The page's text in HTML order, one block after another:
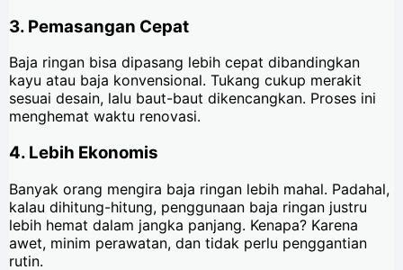
3. Pemasangan Cepat
Baja ringan bisa dipasang lebih cepat dibandingkan
kayu atau baja konvensional. Tukang cukup merakit
sesuai desain, lalu baut-baut dikencangkan. Proses ini
menghemat waktu renovasi.
4. Lebih Ekonomis
Banyak orang mengira baja ringan lebih mahal. Padahal,
kalau dihitung-hitung, penggunaan baja ringan justru
lebih hemat dalam jangka panjang. Kenapa? Karena
awet, minim perawatan, dan tidak perlu penggantian
rutin.